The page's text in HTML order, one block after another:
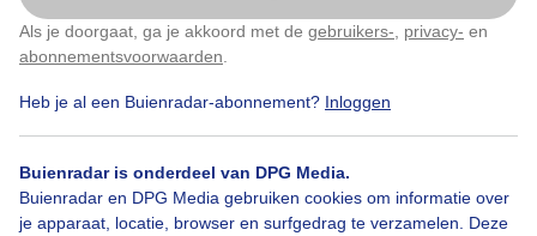
Als je doorgaat, ga je akkoord met de gebruikers- privacy- en
abonnementsvoorwaarden
Heb je al een Buienradar-abonnement? Inloggen
Buienradar is onderdeel van DPG Media.
Buienradar en DPG Media gebruiken cookies om informatie over
je apparaat, locatie, browser en surfgedrag te verzamelen. Deze
Zonsopkomst
Zomer Zonsopkomst
Klik hierom dit aan te passen